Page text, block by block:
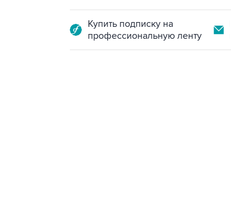
Купить подписку на
профессиональную ленту